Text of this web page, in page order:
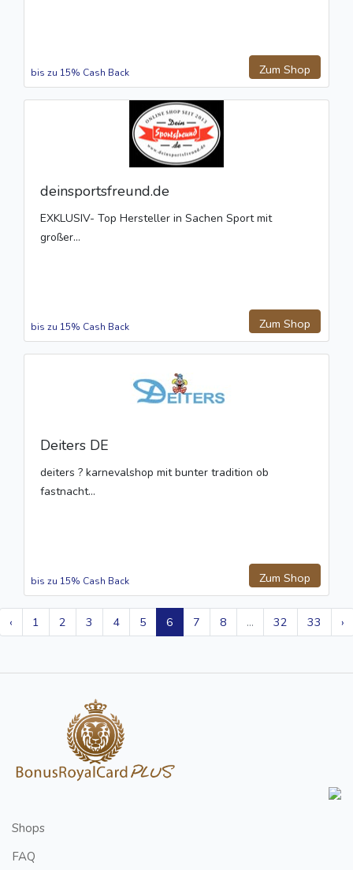
Zum Shop
bis zu 15% Cash Back
deinsportsfreund.de
EXKLUSIV- Top Hersteller in Sachen Sport mit
großer...
Zum Shop
bis zu 15% Cash Back
Deiters DE
deiters ? karnevalshop mit bunter tradition ob
fastnacht...
Zum Shop
bis zu 15% Cash Back
‹ 1 2 3 4 5 6 7 8 ... 32 33 ›
Shops
FAQ